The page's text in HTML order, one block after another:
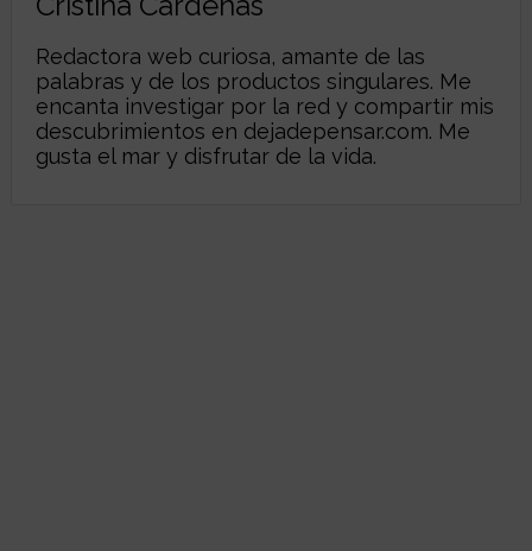
Redactora web curiosa, amante de las
palabras y de los productos singulares. Me
encanta investigar por la red y compartir mis
descubrimientos en dejadepensar.com. Me
gusta el mar y disfrutar de la vida.